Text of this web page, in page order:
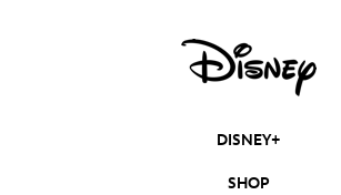
DISNEY+
SHOP